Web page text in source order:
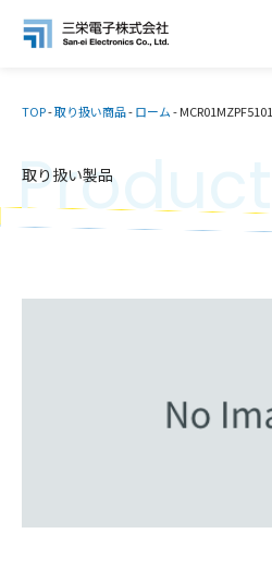
TOP-取り扱い商品-ローム-MCR01MZPF5101
取り扱い製品
Products